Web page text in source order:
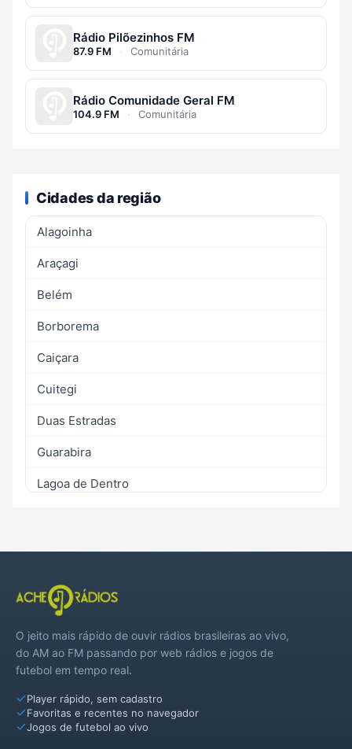
Rádio Pilõezinhos FM
87.9 FM · Comunitária
Rádio Comunidade Geral FM
104.9 FM · Comunitária
Cidades da região
Alagoinha
Araçagi
Belém
Borborema
Caiçara
Cuitegi
Duas Estradas
Guarabira
Lagoa de Dentro
Pilõezinhos
Serra da Raiz
Serraria
Sertãozinho
O jeito mais rápido de ouvir rádios brasileiras ao vivo,
do AM ao FM passando por web rádios e jogos de
futebol em tempo real.
Player rápido, sem cadastro
Favoritas e recentes no navegador
Jogos de futebol ao vivo